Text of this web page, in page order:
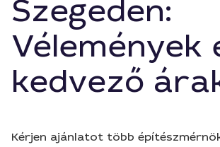
Szegeden:
Vélemények
kedvező
Kérjen ajánlatot több